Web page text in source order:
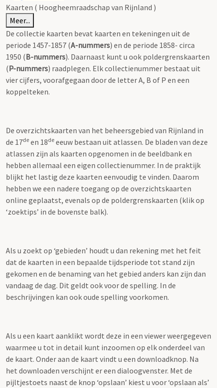
Kaarten ( Hoogheemraadschap van Rijnland )
Meer...
De collectie kaarten bevat kaarten en tekeningen uit de
periode 1457-1857 (A-nummers) en de periode 1858- circa
1950 (B-nummers). Daarnaast kunt u ook poldergrenskaarten
(P-nummers) raadplegen. Elk collectienummer bestaat uit
vier cijfers, voorafgegaan door de letter A, B of P en een
koppelteken.
De overzichtskaarten van het beheersgebied van Rijnland in
de 17de en 18de eeuw bestaan uit atlassen. De bladen van deze
atlassen zijn als kaarten opgenomen in de beeldbank en
hebben allemaal een eigen collectienummer. In de praktijk
blijkt het lastig deze kaarten eenvoudig te vinden. Daarom
hebben we een nadere toegang op de overzichtskaarten
online geplaatst, evenals op de poldergrenskaarten (klik op
‘zoektips’ in de bovenste balk).
Als u zoekt op ‘gebieden’ houdt u dan rekening met het feit
dat de kaarten in een bepaalde tijdsperiode tot stand zijn
gekomen en de benaming van het gebied anders kan zijn dan
vandaag de dag. Dit geldt ook voor de spelling. In de
beschrijvingen kan ook oude spelling voorkomen.
Als u een kaart aanklikt wordt deze in een viewer weergegeven
waarmee u tot in detail kunt inzoomen op elk onderdeel van
de kaart. Onder aan de kaart vindt u een downloadknop. Na
het downloaden verschijnt er een dialoogvenster. Met de
pijltjestoets naast de knop ‘opslaan’ kiest u voor ‘opslaan als’